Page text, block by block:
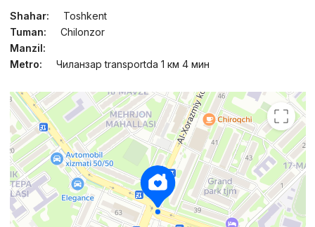
Shahar:
Toshkent
Tuman:
Chilonzor
Manzil:
Metro:
Чиланзар transportda 1 км 4 мин